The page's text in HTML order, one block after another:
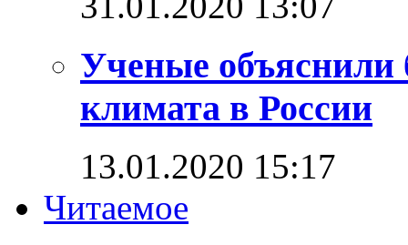
Ученые объяснили
климата в России
13.01.2020 15:17
Читаемое